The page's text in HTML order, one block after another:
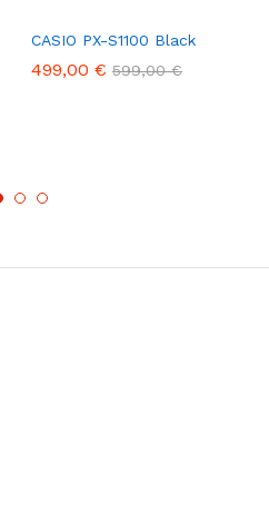
CASIO PX-S1100 Black
499,00 € 599,00€